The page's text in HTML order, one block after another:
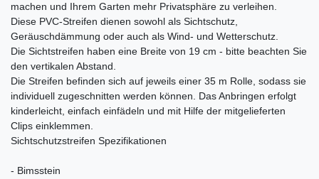
machen und Ihrem Garten mehr Privatsphäre zu verleihen.
Diese PVC-Streifen dienen sowohl als Sichtschutz,
Geräuschdämmung oder auch als Wind- und Wetterschutz.
Die Sichtstreifen haben eine Breite von 19 cm - bitte beachten Sie
den vertikalen Abstand.
Die Streifen befinden sich auf jeweils einer 35 m Rolle, sodass sie
individuell zugeschnitten werden können. Das Anbringen erfolgt
kinderleicht, einfach einfädeln und mit Hilfe der mitgelieferten
Clips einklemmen.
Sichtschutzstreifen Spezifikationen
- Bimsstein